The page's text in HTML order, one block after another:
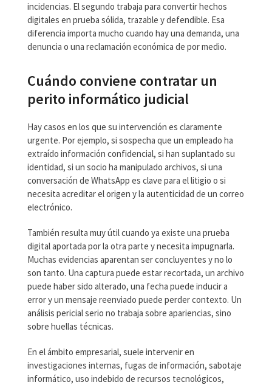
incidencias. El segundo trabaja para convertir hechos
digitales en prueba sólida, trazable y defendible. Esa
diferencia importa mucho cuando hay una demanda, una
denuncia o una reclamación económica de por medio.
Cuándo conviene contratar un
perito informático judicial
Hay casos en los que su intervención es claramente
urgente. Por ejemplo, si sospecha que un empleado ha
extraído información confidencial, si han suplantado su
identidad, si un socio ha manipulado archivos, si una
conversación de WhatsApp es clave para el litigio o si
necesita acreditar el origen y la autenticidad de un correo
electrónico.
También resulta muy útil cuando ya existe una prueba
digital aportada por la otra parte y necesita impugnarla.
Muchas evidencias aparentan ser concluyentes y no lo
son tanto. Una captura puede estar recortada, un archivo
puede haber sido alterado, una fecha puede inducir a
error y un mensaje reenviado puede perder contexto. Un
análisis pericial serio no trabaja sobre apariencias, sino
sobre huellas técnicas.
En el ámbito empresarial, suele intervenir en
investigaciones internas, fugas de información, sabotaje
informático, uso indebido de recursos tecnológicos,